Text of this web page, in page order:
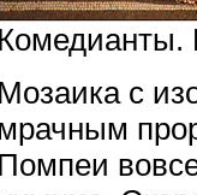
Комедианты.
Мозаика с
Помпеи